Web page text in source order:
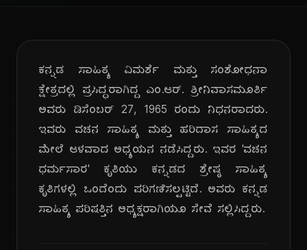
ಕನ್ನಡ ಸಾಹಿತ್ಯ ವಿಮರ್ಶೆ ಮತ್ತು ಸಂಶೋಧನಾ
ಕ್ಷೇತ್ರದಲ್ಲಿ ಪ್ರಸಿದ್ಧರಾಗಿದ್ದ ಎಂ.ಆರ್. ಶ್ರೀನಿವಾಸಮೂರ್ತಿ
ಅವರು ಡಿಸೆಂಬರ್ 27, 1965 ರಂದು ನಿಧನರಾದರು.
ಇವರು ವಚನ ಸಾಹಿತ್ಯ ಮತ್ತು ಹರಿದಾಸ ಸಾಹಿತ್ಯದ
ಮೇಲೆ ಆಳವಾದ ಅಧ್ಯಯನ ನಡೆಸಿದ್ದರು. ಇವರ 'ವಚನ
ಧರ್ಮಸಾರ' ಕೃತಿಯು ಕನ್ನಡದ ಶ್ರೇಷ್ಠ ಸಾಹಿತ್ಯ
ಕೃತಿಗಳಲ್ಲಿ ಒಂದೆಂದು ಪರಿಗಣಿಸಲ್ಪಟ್ಟಿದೆ. ಅವರು ಕನ್ನಡ
ಸಾಹಿತ್ಯ ಪರಿಷತ್ತಿನ ಅಧ್ಯಕ್ಷರಾಗಿಯೂ ಸೇವೆ ಸಲ್ಲಿಸಿದ್ದರು.